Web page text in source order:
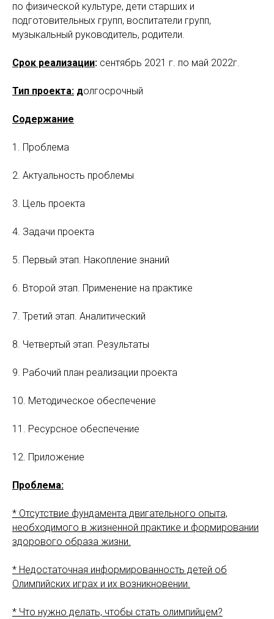
по физической культуре, дети старших и
подготовительных групп, воспитатели групп,
музыкальный руководитель, родители.
Срок реализации: сентябрь 2021 г. по май 2022г.
Тип проекта: долгосрочный
Содержание
1. Проблема
2. Актуальность проблемы
3. Цель проекта
4. Задачи проекта
5. Первый этап. Накопление знаний
6. Второй этап. Применение на практике
7. Третий этап. Аналитический
8. Четвертый этап. Результаты
9. Рабочий план реализации проекта
10. Методическое обеспечение
11. Ресурсное обеспечение
12. Приложение
Проблема:
* Отсутствие фундамента двигательного опыта,
необходимого в жизненной практике и формировании
здорового образа жизни.
* Недостаточная информированность детей об
Олимпийских играх и их возникновении.
* Что нужно делать, чтобы стать олимпийцем?